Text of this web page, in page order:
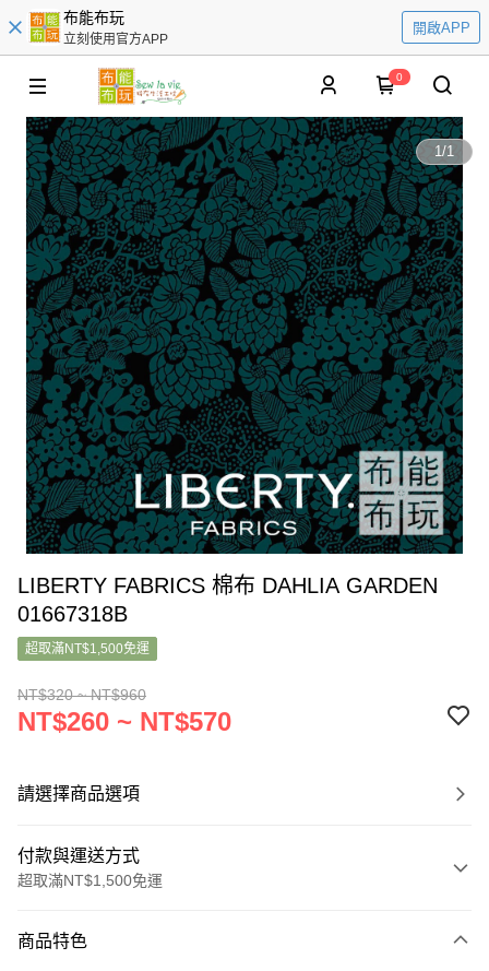
布能布玩
立刻使用官方APP
開啟APP
0
1/1
LIBERTY FABRICS 棉布 DAHLIA GARDEN
01667318B
超取滿NT$1,500免運
NT$320 ~ NT$960
NT$260 ~ NT$570
請選擇商品選項
付款與運送方式
超取滿NT$1,500免運
信用卡一次付款
商品特色